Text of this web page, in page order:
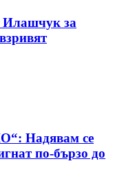
Илашчук за
Надявам се
по-бързо до